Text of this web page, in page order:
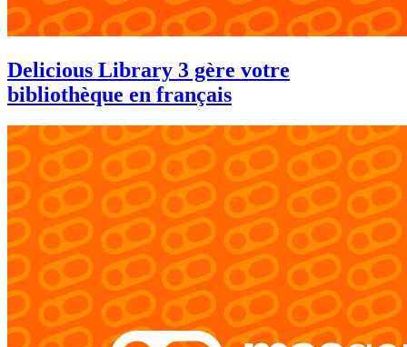
Delicious Library 3 gère votre
bibliothèque en français